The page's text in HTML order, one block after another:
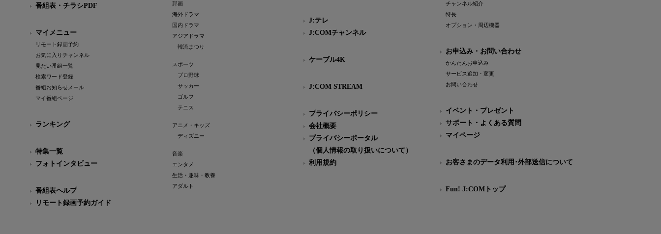
番組表・チラシPDF
マイメニュー
リモート録画予約
お気に入りチャンネル
見たい番組一覧
検索ワード登録
番組お知らせメール
マイ番組ページ
ランキング
特集一覧
フォトインタビュー
番組表ヘルプ
リモート録画予約ガイド
邦画
海外ドラマ
国内ドラマ
アジアドラマ
韓流まつり
スポーツ
プロ野球
サッカー
ゴルフ
テニス
アニメ・キッズ
ディズニー
音楽
エンタメ
生活・趣味・教養
アダルト
J:テレ
J:COMチャンネル
ケーブル4K
J:COM STREAM
プライバシーポリシー
会社概要
プライバシーポータル
（個人情報の取り扱いについて）
利用規約
チャンネル紹介
特長
オプション・周辺機器
お申込み・お問い合わせ
かんたんお申込み
サービス追加・変更
お問い合わせ
イベント・プレゼント
サポート・よくある質問
マイページ
お客さまのデータ利用･外部送信について
Fun! J:COMトップ